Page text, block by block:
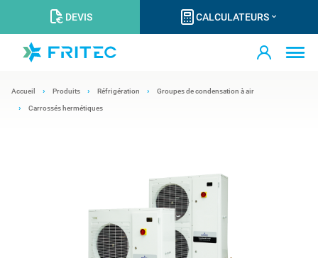
DEVIS CALCULATEURS
Accueil Produits Réfrigération Groupes de condensation à air
Carrossés hermétiques